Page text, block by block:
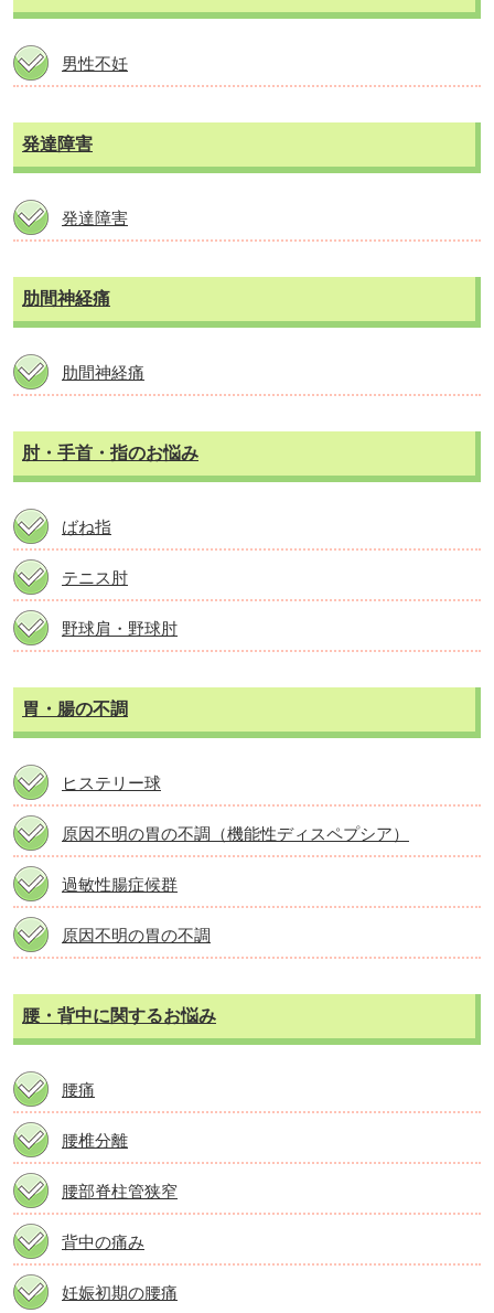
男性不妊
発達障害
発達障害
肋間神経痛
肋間神経痛
肘・手首・指のお悩み
ばね指
テニス肘
野球肩・野球肘
胃・腸の不調
ヒステリー球
原因不明の胃の不調（機能性ディスペプシア）
過敏性腸症候群
原因不明の胃の不調
腰・背中に関するお悩み
腰痛
腰椎分離
腰部脊柱管狭窄
背中の痛み
妊娠初期の腰痛